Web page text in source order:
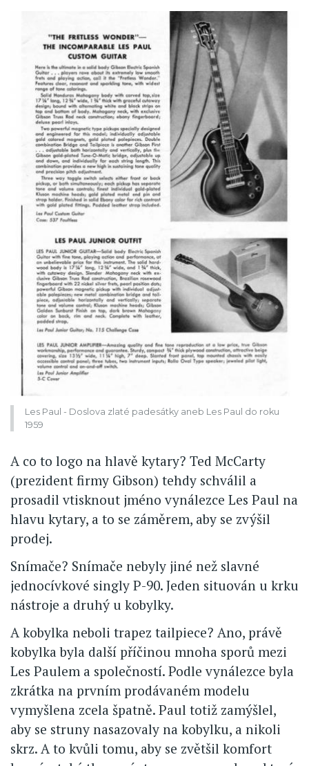
Les Paul - Doslova zlaté padesátky aneb Les Paul do roku
1959
A co to logo na hlavě kytary? Ted McCarty
(prezident firmy Gibson) tehdy schválil a
prosadil vtisknout jméno vynálezce Les Paul na
hlavu kytary, a to se záměrem, aby se zvýšil
prodej.
Snímače? Snímače nebyly jiné než slavné
jednocívkové singly P-90. Jeden situován u krku
nástroje a druhý u kobylky.
A kobylka neboli trapez tailpiece? Ano, právě
kobylka byla další příčinou mnoha sporů mezi
Les Paulem a společností. Podle vynálezce byla
zkrátka na prvním prodávaném modelu
vymyšlena zcela špatně. Paul totiž zamýšlel,
aby se struny nasazovaly na kobylku, a nikoli
skrz. A to kvůli tomu, aby se zvětšil komfort